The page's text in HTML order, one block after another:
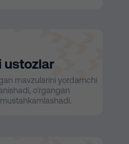
mavzularini yordamchi
o‘rgangan
ustozlar